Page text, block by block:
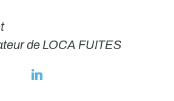
de LOCA FUITES